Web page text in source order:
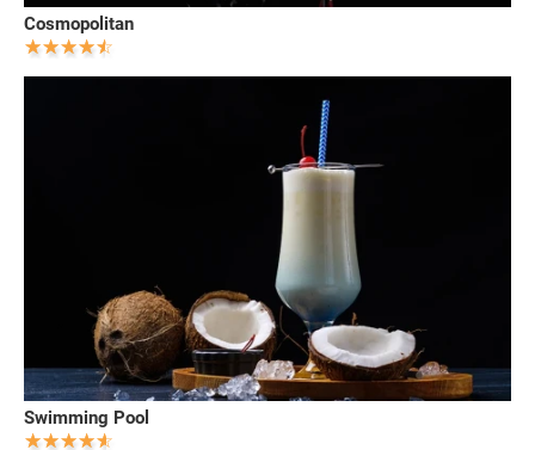
Cosmopolitan
Swimming Pool